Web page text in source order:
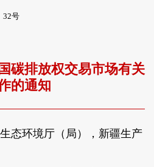
32号
碳排放权交易市场有关
的通知
态环境厅（局），新疆生产